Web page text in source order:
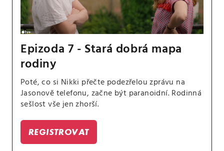
Epizoda 7 - Stará dobrá mapa
rodiny
Poté, co si Nikki přečte podezřelou zprávu na
Jasonově telefonu, začne být paranoidní. Rodinná
sešlost vše jen zhorší.
REGISTROVAT